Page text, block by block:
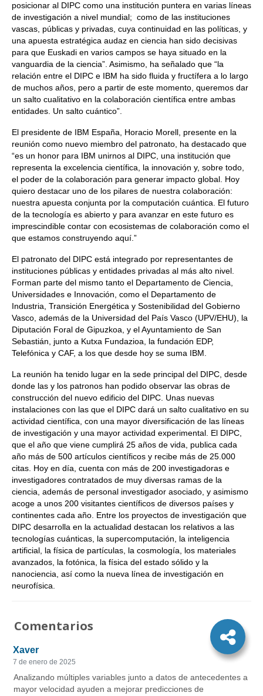
posicionar al DIPC como una institución puntera en varias líneas
de investigación a nivel mundial; como de las instituciones
vascas, públicas y privadas, cuya continuidad en las políticas, y
una apuesta estratégica audaz en ciencia han sido decisivas
para que Euskadi en varios campos se haya situado en la
vanguardia de la ciencia”. Asimismo, ha señalado que “la
relación entre el DIPC e IBM ha sido fluida y fructífera a lo largo
de muchos años, pero a partir de este momento, queremos dar
un salto cualitativo en la colaboración científica entre ambas
entidades. Un salto cuántico”.
El presidente de IBM España, Horacio Morell, presente en la
reunión como nuevo miembro del patronato, ha destacado que
“es un honor para IBM unirnos al DIPC, una institución que
representa la excelencia científica, la innovación y, sobre todo,
el poder de la colaboración para generar impacto global. Hoy
quiero destacar uno de los pilares de nuestra colaboración:
nuestra apuesta conjunta por la computación cuántica. El futuro
de la tecnología es abierto y para avanzar en este futuro es
imprescindible contar con ecosistemas de colaboración como el
que estamos construyendo aquí.”
El patronato del DIPC está integrado por representantes de
instituciones públicas y entidades privadas al más alto nivel.
Forman parte del mismo tanto el Departamento de Ciencia,
Universidades e Innovación, como el Departamento de
Industria, Transición Energética y Sostenibilidad del Gobierno
Vasco, además de la Universidad del País Vasco (UPV/EHU), la
Diputación Foral de Gipuzkoa, y el Ayuntamiento de San
Sebastián, junto a Kutxa Fundazioa, la fundación EDP,
Telefónica y CAF, a los que desde hoy se suma IBM.
La reunión ha tenido lugar en la sede principal del DIPC, desde
donde las y los patronos han podido observar las obras de
construcción del nuevo edificio del DIPC. Unas nuevas
instalaciones con las que el DIPC dará un salto cualitativo en su
actividad científica, con una mayor diversificación de las líneas
de investigación y una mayor actividad experimental. El DIPC,
que el año que viene cumplirá 25 años de vida, publica cada
año más de 500 artículos científicos y recibe más de 25.000
citas. Hoy en día, cuenta con más de 200 investigadoras e
investigadores contratados de muy diversas ramas de la
ciencia, además de personal investigador asociado, y asimismo
acoge a unos 200 visitantes científicos de diversos países y
continentes cada año. Entre los proyectos de investigación que
DIPC desarrolla en la actualidad destacan los relativos a las
tecnologías cuánticas, la supercomputación, la inteligencia
artificial, la física de partículas, la cosmología, los materiales
avanzados, la fotónica, la física del estado sólido y la
nanociencia, así como la nueva línea de investigación en
neurofísica.
Comentarios